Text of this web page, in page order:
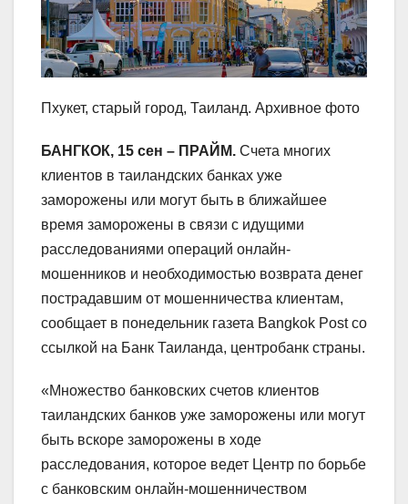
Пхукет, старый город, Таиланд. Архивное фото
БАНГКОК, 15 сен – ПРАЙМ. Счета многих
клиентов в таиландских банках уже
заморожены или могут быть в ближайшее
время заморожены в связи с идущими
расследованиями операций онлайн-
мошенников и необходимостью возврата денег
пострадавшим от мошенничества клиентам,
сообщает в понедельник газета Bangkok Post со
ссылкой на Банк Таиланда, центробанк страны.
«Множество банковских счетов клиентов
таиландских банков уже заморожены или могут
быть вскоре заморожены в ходе
расследования, которое ведет Центр по борьбе
с банковским онлайн-мошенничеством